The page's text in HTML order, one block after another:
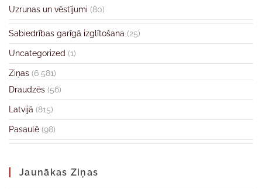
Uzrunas un vēstījumi (80)
Sabiedrības garīgā izglītošana (25)
Uncategorized (1)
Ziņas (6 581)
Draudzēs (56)
Latvijā (815)
Pasaulē (98)
Jaunākas Ziņas